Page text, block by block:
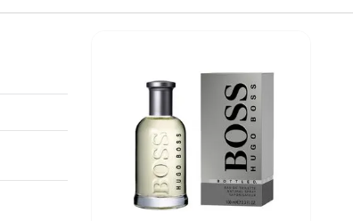
6.
colchones